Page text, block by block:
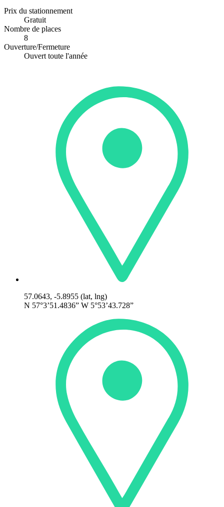
Prix du stationnement
Gratuit
Nombre de places
8
Ouverture/Fermeture
Ouvert toute l'année
57.0643, -5.8955 (lat, lng)
N 57°3’51.4836” W 5°53’43.728”